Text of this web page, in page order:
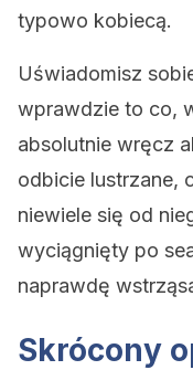
typowo kobiecą.
Uświadomisz
wprawdzie to co,
absolutnie wręcz
odbicie lustrzane,
niewiele się od
wyciągnięty po
naprawdę
Skrócony